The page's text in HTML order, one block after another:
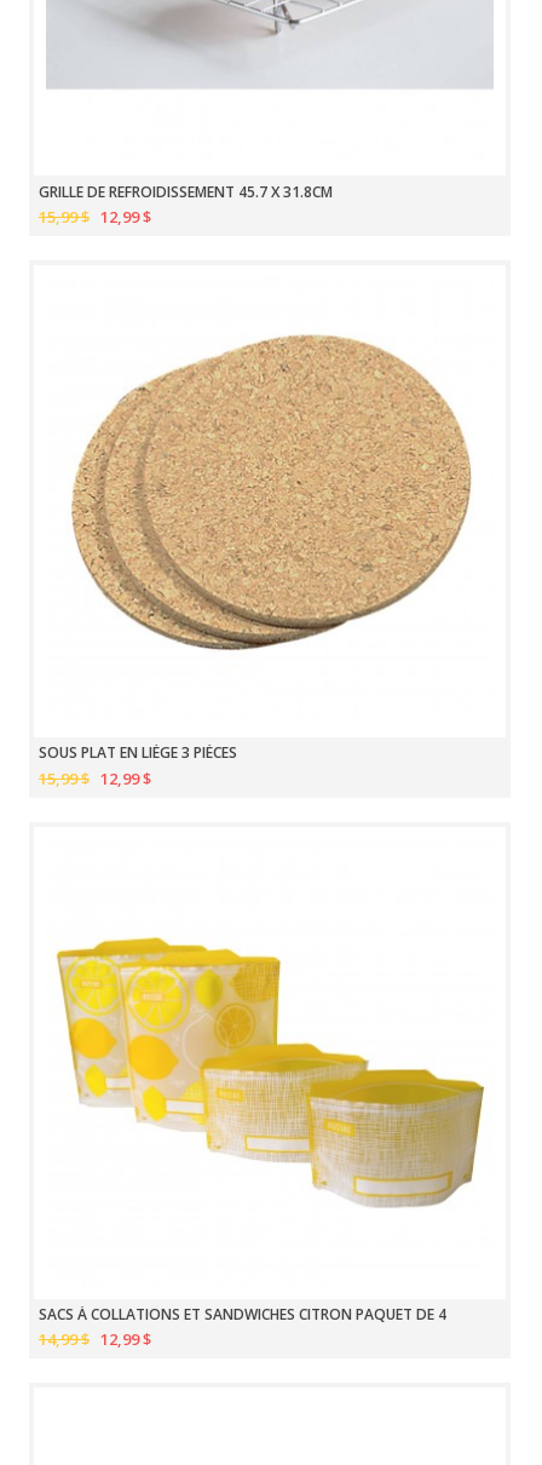
GRILLE DE REFROIDISSEMENT 45.7 X 31.8CM
15,99 $ 12,99 $
SOUS PLAT EN LIÈGE 3 PIÈCES
15,99 $ 12,99 $
SACS À COLLATIONS ET SANDWICHES CITRON PAQUET DE 4
14,99 $ 12,99 $